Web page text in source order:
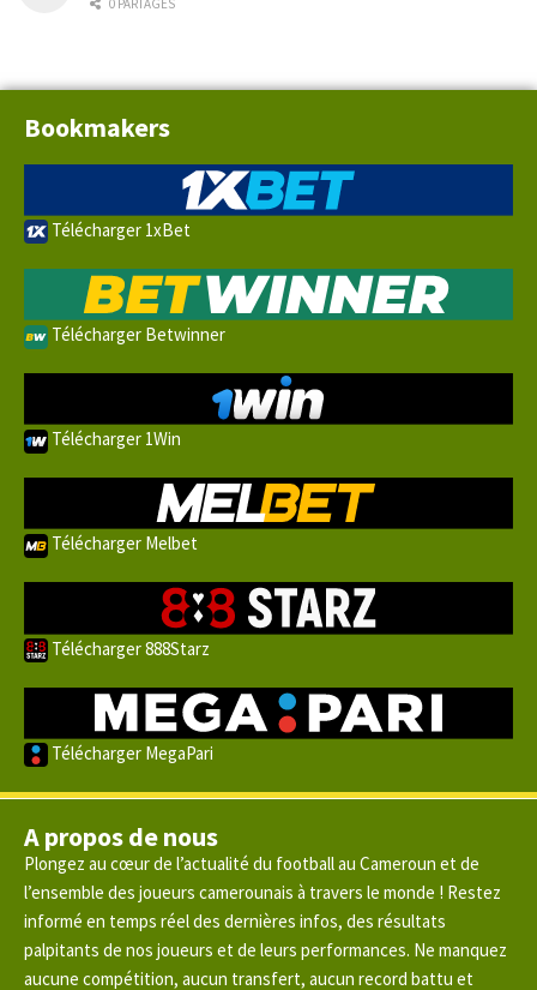
0 PARTAGES
Bookmakers
Télécharger 1xBet
Télécharger Betwinner
Télécharger 1Win
Télécharger Melbet
Télécharger 888Starz
Télécharger MegaPari
A propos de nous
Plongez au cœur de l’actualité du football au Cameroun et de
l’ensemble des joueurs camerounais à travers le monde ! Restez
informé en temps réel des dernières infos, des résultats
palpitants de nos joueurs et de leurs performances. Ne manquez
aucune compétition, aucun transfert, aucun record battu et